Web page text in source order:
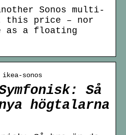
Sonos multi-
this price – nor
as a floating
sonos
Så
högtalarna